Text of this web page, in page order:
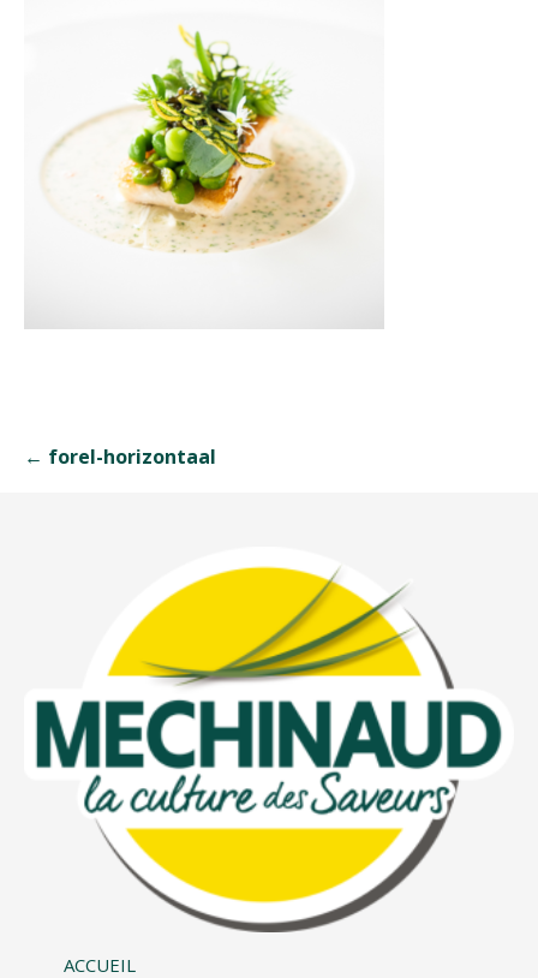
Navigation
← forel-horizontaal
ACCUEIL